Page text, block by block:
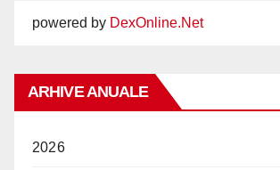
powered by DexOnline.Net
ARHIVE ANUALE
2026